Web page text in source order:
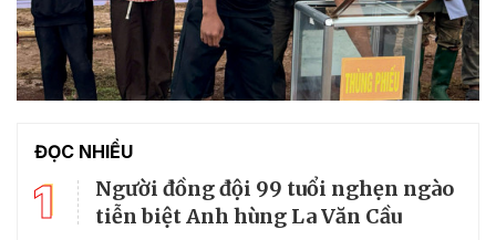
ĐỌC NHIỀU
1
Người đồng đội 99 tuổi nghẹn ngào
tiễn biệt Anh hùng La Văn Cầu